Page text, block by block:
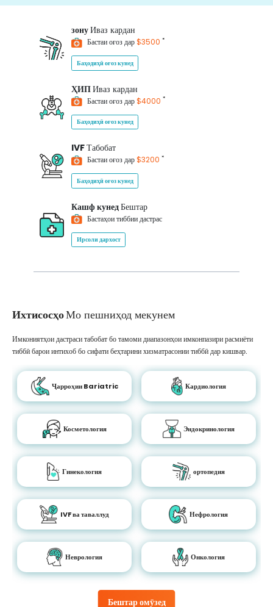
зонуИваз кардан
Бастаи оғоз дар$3500 *
Баҳодиҳӣ оғоз кунед
ҲИПИваз кардан
Бастаи оғоз дар$4000 *
Баҳодиҳӣ оғоз кунед
IVFТабобат
Бастаи оғоз дар$3200 *
Баҳодиҳӣ оғоз кунед
Кашф кунедБештар
Бастаҳои тиббии дастрас
Ирсоли дархост
ИхтисосҳоМо пешниҳод мекунем
Бештар омӯзед
Имкониятҳои дастраси табобат бо тамоми диапазонҳои имконпазири расмиёти
тиббӣ барои интихоб бо сифати беҳтарини хизматрасонии тиббӣ дар кишвар.
Ҷарроҳии Bariatric Кардиология
Косметология Эндокринология
Гинекология ортопедия
IVF ва таваллуд Нефрология
Неврология Онкология